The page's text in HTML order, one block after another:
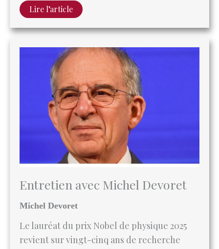
Entretien avec Michel Devoret
Le lauréat du prix Nobel de physique 2025
revient sur vingt-cinq ans de recherche
que le passage d’une culture scientifique à
l’autre lui a appris.